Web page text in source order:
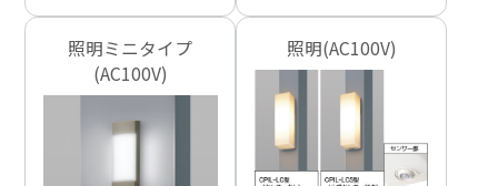
照明ミニタイプ
(AC100V)
照明(AC100V)